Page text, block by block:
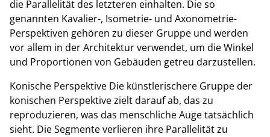
die Parallelität des letzteren einhalten. Die so
genannten Kavalier-, Isometrie- und Axonometrie-
Perspektiven gehören zu dieser Gruppe und werden
vor allem in der Architektur verwendet, um die Winkel
und Proportionen von Gebäuden getreu darzustellen.
Konische Perspektive Die künstlerischere Gruppe der
konischen Perspektive zielt darauf ab, das zu
reproduzieren, was das menschliche Auge tatsächlich
sieht. Die Segmente verlieren ihre Parallelität zu